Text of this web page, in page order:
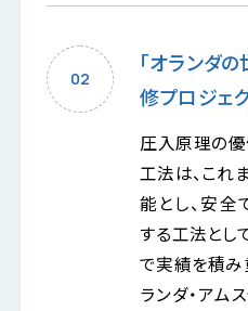
「オランダ
修プロジェク
圧入原理の優
工法は、これ
能とし、安
する工法とし
で実績を積み
ランダ・アム